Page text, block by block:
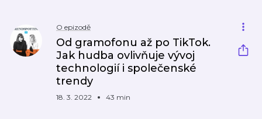
O epizodě
Od gramofonu až po TikTok.
Jak hudba ovlivňuje vývoj
technologií i společenské
trendy
18. 3. 2022 43 min